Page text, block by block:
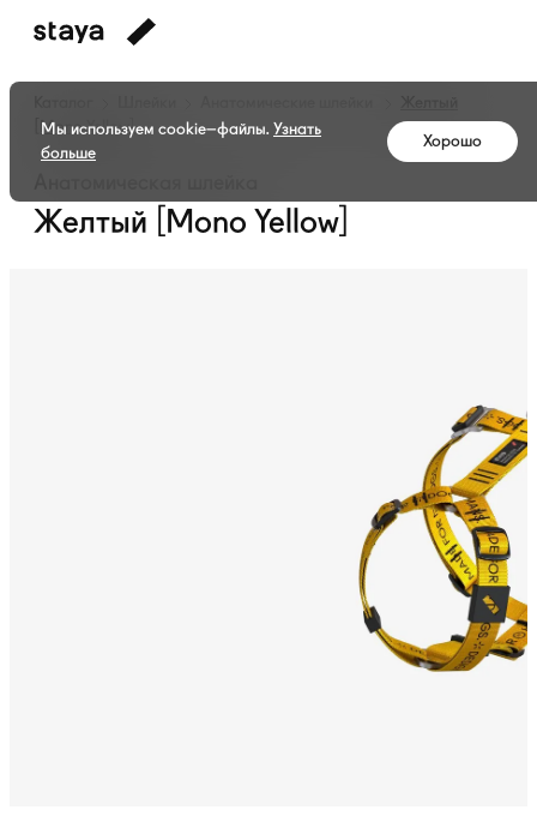
[Mono Yellow]
Желтый [Mono Yellow]
Мы используем cookie–файлы. Узнать
больше
Хорошо